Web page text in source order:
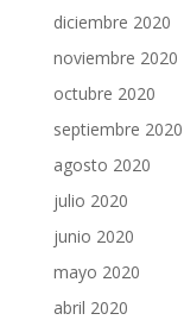
diciembre 2020
noviembre 2020
octubre 2020
septiembre 2020
agosto 2020
julio 2020
junio 2020
mayo 2020
abril 2020